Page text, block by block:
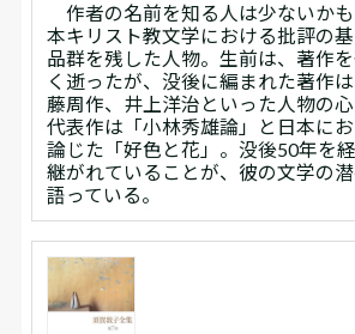
作者の名前を知る人は少ないか
本キリスト教文学における批評の
品群を残した人物。生前は、著作
く逝ったが、没後に編まれた著作
藤周作、井上洋治といった人物の心
代表作は「小林秀雄論」と日本に
論じた「好色と花」。没後50年を
継がれていることが、彼の文学の
語っている。